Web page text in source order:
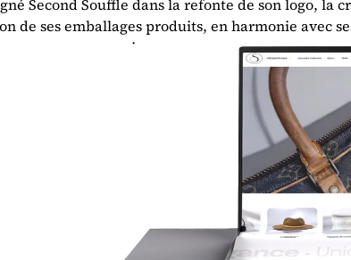
Second Souffle dans la refonte de son logo, la
de ses emballages produits, en harmonie avec
univers.